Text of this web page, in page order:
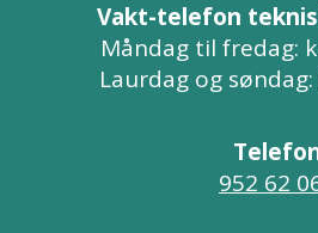
Vakt-telefon
Måndag til fredag:
Laurdag og
952 62